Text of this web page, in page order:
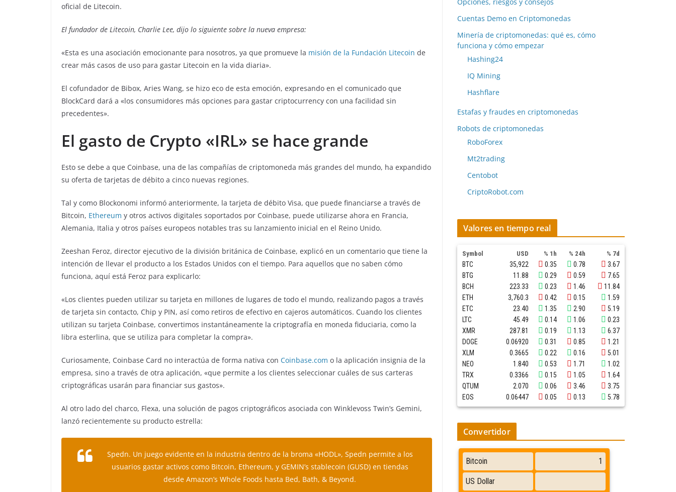
oficial de Litecoin.
El fundador de Litecoin, Charlie Lee, dijo lo siguiente sobre la nueva empresa:
«Esta es una asociación emocionante para nosotros, ya que promueve la misión de la Fundación Litecoin de
crear más casos de uso para gastar Litecoin en la vida diaria».
El cofundador de Bibox, Aries Wang, se hizo eco de esta emoción, expresando en el comunicado que
BlockCard dará a «los consumidores más opciones para gastar criptocurrency con una facilidad sin
precedentes».
El gasto de Crypto «IRL» se hace grande
Esto se debe a que Coinbase, una de las compañías de criptomoneda más grandes del mundo, ha expandido
su oferta de tarjetas de débito a cinco nuevas regiones.
Tal y como Blockonomi informó anteriormente, la tarjeta de débito Visa, que puede financiarse a través de
Bitcoin, Ethereum y otros activos digitales soportados por Coinbase, puede utilizarse ahora en Francia,
Alemania, Italia y otros países europeos notables tras su lanzamiento inicial en el Reino Unido.
Zeeshan Feroz, director ejecutivo de la división británica de Coinbase, explicó en un comentario que tiene la
intención de llevar el producto a los Estados Unidos con el tiempo. Para aquellos que no saben cómo
funciona, aquí está Feroz para explicarlo:
«Los clientes pueden utilizar su tarjeta en millones de lugares de todo el mundo, realizando pagos a través
de tarjeta sin contacto, Chip y PIN, así como retiros de efectivo en cajeros automáticos. Cuando los clientes
utilizan su tarjeta Coinbase, convertimos instantáneamente la criptografía en moneda fiduciaria, como la
libra esterlina, que se utiliza para completar la compra».
Curiosamente, Coinbase Card no interactúa de forma nativa con Coinbase.com o la aplicación insignia de la
empresa, sino a través de otra aplicación, «que permite a los clientes seleccionar cuáles de sus carteras
criptográficas usarán para financiar sus gastos».
Al otro lado del charco, Flexa, una solución de pagos criptográficos asociada con Winklevoss Twin’s Gemini,
lanzó recientemente su producto estrella:
Spedn. Un juego evidente en la industria dentro de la broma «HODL», Spedn permite a los
usuarios gastar activos como Bitcoin, Ethereum, y GEMIN’s stablecoin (GUSD) en tiendas
desde Amazon’s Whole Foods hasta Bed, Bath, & Beyond.
Cuentas Demo en Criptomonedas
Minería de criptomonedas: qué es, cómo
funciona y cómo empezar
Hashing24
IQ Mining
Hashflare
Estafas y fraudes en criptomonedas
Robots de criptomonedas
RoboForex
Mt2trading
Centobot
CriptoRobot.com
Valores en tiempo real
Symbol USD % 1h % 24h % 7d
BTC 35,922 0.35 0.78
3.67
BTG
11.88 0.29 0.59
7.65
BCH
223.33 0.23 1.46
11.84
ETH
3,760.3 0.42 0.15
1.59
ETC
23.40 1.35 2.90
5.19
LTC
45.49 0.14 1.06
0.23
XMR
287.81 0.19 1.13
6.37
DOGE
0.06920 0.31 0.85
1.21
XLM
0.3665 0.22 0.16
5.01
NEO
1.840 0.53 1.71
1.02
TRX
0.3366 0.15 1.05
1.64
QTUM
2.070 0.06 3.46
3.75
EOS
0.06447 0.05 0.13 5.78
Convertidor